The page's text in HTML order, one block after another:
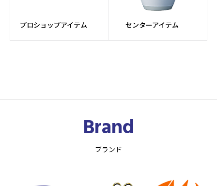
プロショップアイテム センターアイテム
Brand
ブランド